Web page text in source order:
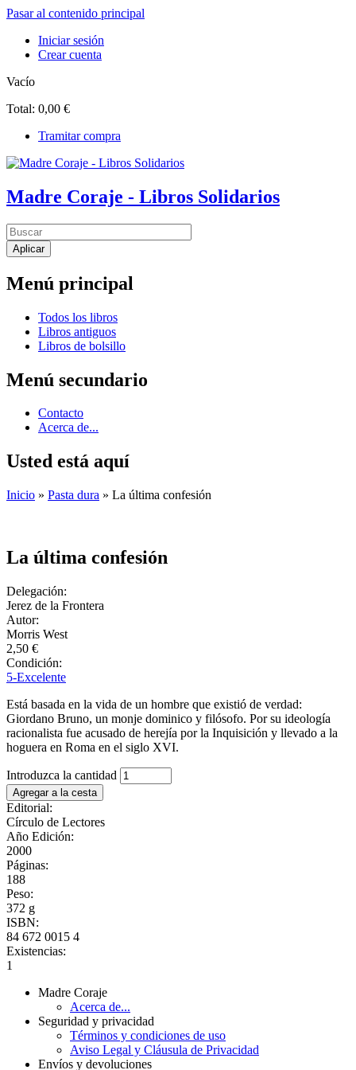
Pasar al contenido principal
Iniciar sesión
Crear cuenta
Vacío
Total: 0,00 €
Tramitar compra
Madre Coraje - Libros Solidarios
Menú principal
Todos los libros
Libros antiguos
Libros de bolsillo
Menú secundario
Contacto
Acerca de...
Usted está aquí
Inicio » Pasta dura » La última confesión
La última confesión
Delegación:
Jerez de la Frontera
Autor:
Morris West
2,50 €
Condición:
5-Excelente
Está basada en la vida de un hombre que existió de verdad:
Giordano Bruno, un monje dominico y filósofo. Por su ideología
racionalista fue acusado de herejía por la Inquisición y llevado a la
hoguera en Roma en el siglo XVI.
Introduzca la cantidad
Editorial:
Círculo de Lectores
Año Edición:
2000
Páginas:
188
Peso:
372 g
ISBN:
84 672 0015 4
Existencias:
1
Madre Coraje
Acerca de...
Seguridad y privacidad
Términos y condiciones de uso
Aviso Legal y Cláusula de Privacidad
Envíos y devoluciones